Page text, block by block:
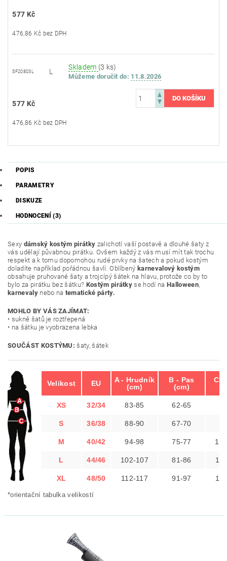
577 Kč
476,86 Kč bez DPH
SF20803L L
Skladem (3 ks)
Můžeme doručit do: 11.8.2026
577 Kč
476,86 Kč bez DPH
POPIS
PARAMETRY
DISKUZE
HODNOCENÍ (3)
Sexy dámský kostým pirátky zalichotí vaší postavě a dlouhé šaty z
vás udělají půvabnou pirátku. Ovšem každý z vás musí mít tak trochu
respekt a k tomu dopomohou rudé prvky na šatech a pokud kostým
doladíte například pořádnou šavlí. Oblíbený karnevalový kostým
obsahuje pruhované šaty a trojcípý šátek na hlavu, protože co by to
bylo za pirátku bez šátku? Kostým pirátky se hodí na Halloween,
karnevaly nebo na tematické párty.
MOHLO BY VÁS ZAJÍMAT:
• sukně šatů je roztřepená
• na šátku je vyobrazena lebka
SOUČÁST KOSTÝMU: šaty, šátek
Velikost EU
A - Hrudník
(cm)
B - Pas
(cm)
C -
XS 32/34 83-85 62-65
S 36/38 88-90 67-70
M 40/42 94-98 75-77
L 44/46 102-107 81-86
XL 48/50 112-117 91-97
*orientační tabulka velikostí